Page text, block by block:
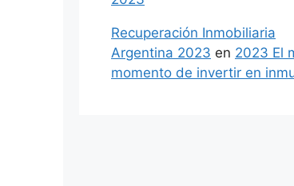
Recuperación Inmobiliaria
Argentina 2023 en 2023 El
momento de invertir en